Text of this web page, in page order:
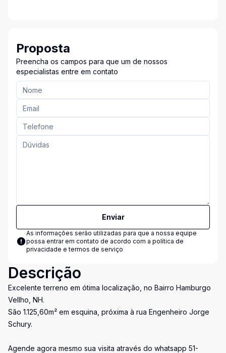
Proposta
Preencha os campos para que um de nossos
especialistas entre em contato
Enviar
As informações serão utilizadas para que a nossa equipe
possa entrar em contato de acordo com a política de
privacidade e termos de serviço
Descrição
Excelente terreno em ótima localização, no Bairro Hamburgo
Vellho, NH.
São 1.125,60m² em esquina, próxima à rua Engenheiro Jorge
Schury.
Agende agora mesmo sua visita através do whatsapp 51-